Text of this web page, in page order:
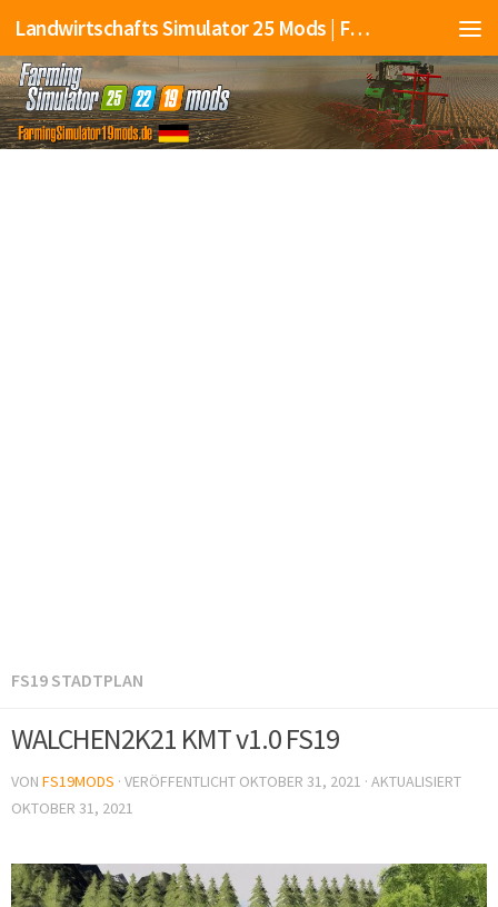
Landwirtschafts Simulator 25 Mods | Farming Simulator 25 Mods | FS25 Mods
FS19 STADTPLAN
WALCHEN2K21 KMT v1.0 FS19
VON FS19MODS · VERÖFFENTLICHT OKTOBER 31, 2021 · AKTUALISIERT
OKTOBER 31, 2021